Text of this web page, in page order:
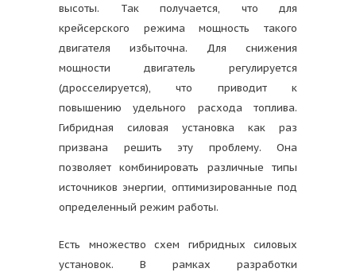
высоты. Так получается, что для
крейсерского режима мощность такого
двигателя избыточна. Для снижения
мощности двигатель регулируется
(дросселируется), что приводит к
повышению удельного расхода топлива.
Гибридная силовая установка как раз
призвана решить эту проблему. Она
позволяет комбинировать различные типы
источников энергии, оптимизированные под
определенный режим работы.
Есть множество схем гибридных силовых
установок. В рамках разработки